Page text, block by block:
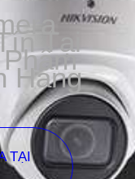
Tại
Hãng
TẠI